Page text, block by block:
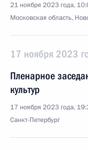
21 ноября 2023 года,
Московская область,
17 ноября 2023
Пленарное
культур
17 ноября 2023 года,
Санкт-Петербург